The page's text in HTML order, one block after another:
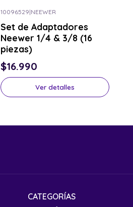
10096529|NEEWER
Set de Adaptadores
Neewer 1/4 & 3/8 (16
piezas)
$16.990
Ver detalles
CATEGORÍAS